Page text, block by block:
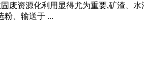
废资源化利用显得尤为重要,矿渣、
粉、输送于 ...